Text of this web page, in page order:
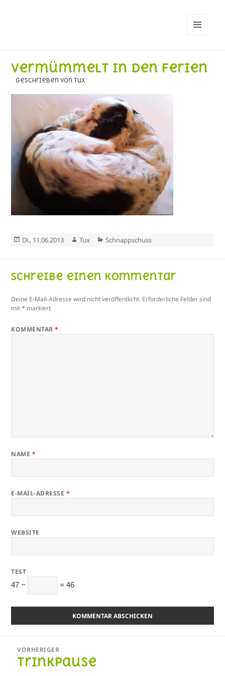
Vermümmelt in den Ferien
geschrieben von Tux
Veröffentlicht
Di., 11.06.2013 Autor
Tux Kategorien
Schnappschuss
Schreibe einen Kommentar
Deine E-Mail-Adresse wird nicht veröffentlicht. Erforderliche Felder sind
mit* markiert
KOMMENTAR*
NAME *
E-MAIL-ADRESSE *
WEBSITE
TEST
47 −
= 46
Beitragsnavigation
VORHERIGER
Vorheriger
Trinkpause